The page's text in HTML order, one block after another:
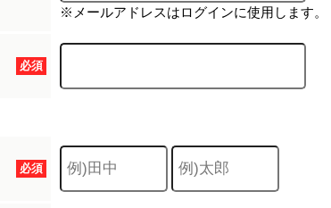
※メールアドレスはログインに使用します。
必須
必須